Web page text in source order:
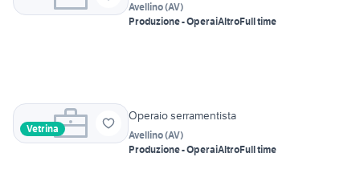
Avellino(AV)
Produzione - OperaiAltroFull time
Vetrina
Operaio serramentista
Avellino(AV)
Produzione - OperaiAltroFull time